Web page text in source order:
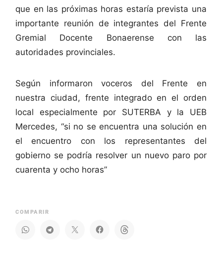
que en las próximas horas estaría prevista una
importante reunión de integrantes del Frente
Gremial Docente Bonaerense con las
autoridades provinciales.
Según informaron voceros del Frente en
nuestra ciudad, frente integrado en el orden
local especialmente por SUTERBA y la UEB
Mercedes, “si no se encuentra una solución en
el encuentro con los representantes del
gobierno se podría resolver un nuevo paro por
cuarenta y ocho horas”
COMPARIR